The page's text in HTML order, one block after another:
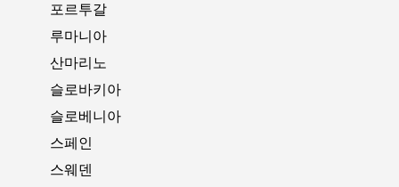
포르투갈
루마니아
산마리노
슬로바키아
슬로베니아
스페인
스웨덴